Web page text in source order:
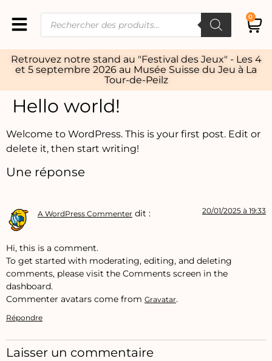
0
Retrouvez notre stand au "Festival des Jeux" - Les 4
et 5 septembre 2026 au Musée Suisse du Jeu à La
Tour-de-Peilz
Hello world!
Welcome to WordPress. This is your first post. Edit or
delete it, then start writing!
Une réponse
A WordPress Commenter dit : 20/01/2025 à 19:33
Hi, this is a comment.
To get started with moderating, editing, and deleting
comments, please visit the Comments screen in the
dashboard.
Commenter avatars come from Gravatar.
Répondre
Laisser un commentaire